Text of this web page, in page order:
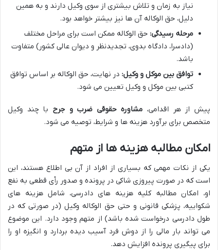
نیاز به زمان و تلاش بیشتری از سوی وکیل دارند و به همین
دلیل، حق الوکاله آن ها نیز بیشتر خواهد بود.
مرحله رسیدگی: حق الوکاله ممکن است برای مراحل مختلف
(دادسرا، دادگاه بدوی، تجدیدنظر و دیوان عالی کشور) متفاوت
باشد.
توافق بین موکل و وکیل: در نهایت، حق الوکاله بر اساس توافق
کتبی بین موکل و وکیل تعیین می شود.
پیش از هر اقدامی، مشاوره حقوقی ضرب و جرح با چند وکیل
متخصص برای برآورد هزینه ها و شرایط، توصیه می شود.
امکان مطالبه هزینه ها از متهم
یکی از نکات مهمی که بسیاری از افراد از آن بی اطلاع هستند، این
است که در صورت پیروزی شاکی در پرونده و صدور رأی قطعی به نفع
او، امکان مطالبه کلیه هزینه های دادرسی، شامل هزینه های
شکواییه، پزشکی قانونی و حتی حق الوکاله وکیل (در صورتی که در
طول دادرسی درخواست شده باشد) از متهم وجود دارد. این موضوع
می تواند بار مالی را از دوش فرد آسیب دیده بردارد و انگیزه او را
برای پیگیری پرونده افزایش دهد.